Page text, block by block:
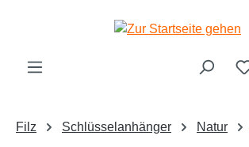
Filz Schlüsselanhänger Natur